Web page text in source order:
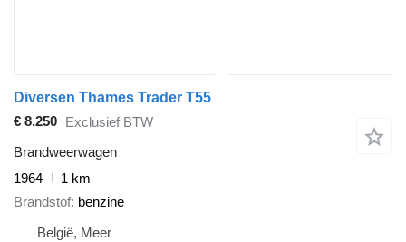
Diversen Thames Trader T55
€ 8.250 Exclusief BTW
Brandweerwagen
1964
1 km
Brandstof benzine
België, Meer